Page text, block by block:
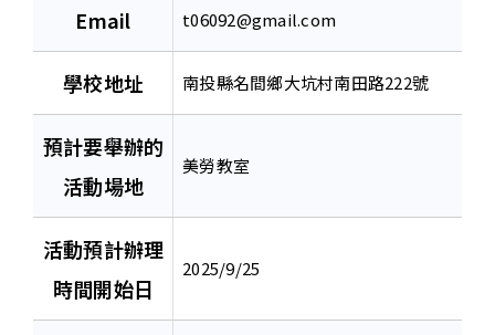
Email t06092@gmail.com
學校地址 南投縣名間鄉大坑村南田路222號
預計要舉辦的
活動場地
美勞教室
活動預計辦理
時間開始日
2025/9/25